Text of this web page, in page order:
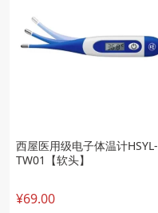
西屋医用级电子体温计HSYL-
TW01【软头】
¥69.00